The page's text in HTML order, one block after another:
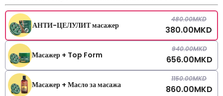
АНТИ-ЦЕЛУЛИТ масажер
480.00MKD
380.00MKD
Масажер + Top Form
940.00MKD
656.00MKD
Масажер + Масло за масажа
1150.00MKD
860.00MKD